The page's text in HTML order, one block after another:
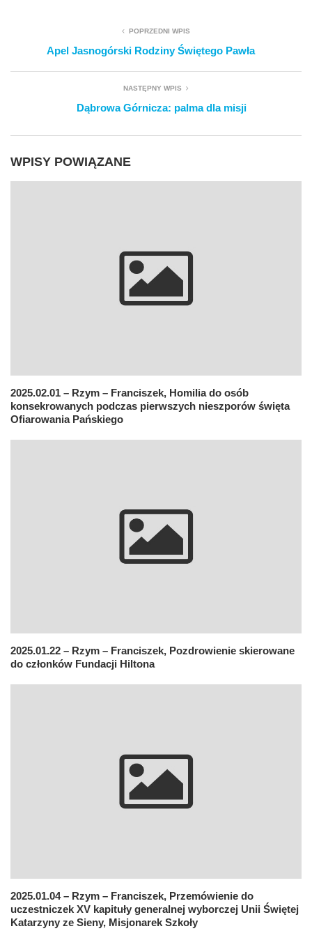
POPRZEDNI WPIS
Apel Jasnogórski Rodziny Świętego Pawła
NASTĘPNY WPIS
Dąbrowa Górnicza: palma dla misji
WPISY POWIĄZANE
2025.02.01 – Rzym – Franciszek, Homilia do osób
konsekrowanych podczas pierwszych nieszporów święta
Ofiarowania Pańskiego
2025.01.22 – Rzym – Franciszek, Pozdrowienie skierowane
do członków Fundacji Hiltona
2025.01.04 – Rzym – Franciszek, Przemówienie do
uczestniczek XV kapituły generalnej wyborczej Unii Świętej
Katarzyny ze Sieny, Misjonarek Szkoły